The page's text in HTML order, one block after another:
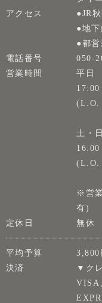
アクセス
●JR
●地
●都
電話番号
050-
営業時間
平日
17:00
(L.O.
土・日
16:00
(L.O.
※営
有)
定休日
無休
平均予算
3,800
決済
▼ク
VISA